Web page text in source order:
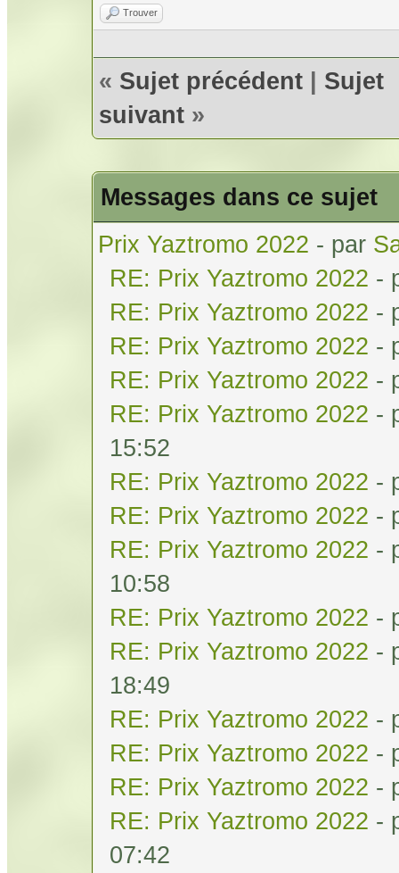
Trouver
« Sujet précédent | Sujet
suivant »
Messages dans ce sujet
Prix Yaztromo 2022 - par
RE: Prix Yaztromo 2022 -
RE: Prix Yaztromo 2022 -
RE: Prix Yaztromo 2022 -
RE: Prix Yaztromo 2022 -
RE: Prix Yaztromo 2022 -
15:52
RE: Prix Yaztromo 2022 -
RE: Prix Yaztromo 2022 -
RE: Prix Yaztromo 2022 -
10:58
RE: Prix Yaztromo 2022 -
RE: Prix Yaztromo 2022 -
18:49
RE: Prix Yaztromo 2022 -
RE: Prix Yaztromo 2022 -
RE: Prix Yaztromo 2022 -
RE: Prix Yaztromo 2022 -
07:42